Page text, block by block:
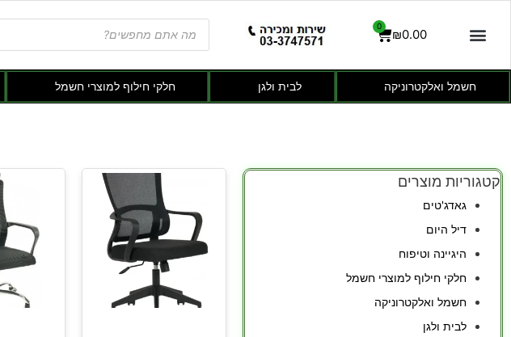
₪0.00
0
חשמל ואלקטרוניקה לבית ולגן חלקי חילוף למוצרי חשמל
קטגוריות מוצרים
גאדג'טים
דיל היום
היגיינה וטיפוח
חלקי חילוף למוצרי חשמל
חשמל ואלקטרוניקה
לבית ולגן